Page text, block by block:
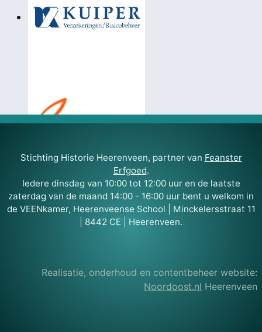
Stichting Historie Heerenveen, partner van Feanster
Erfgoed.
Iedere dinsdag van 10:00 tot 12:00 uur en de laatste
zaterdag van de maand 14:00 - 16:00 uur bent u welkom in
de VEENkamer, Heerenveense School | Minckelersstraat 11
| 8442 CE | Heerenveen.
Realisatie, onderhoud en contentbeheer website:
Noordoost.nl Heerenveen